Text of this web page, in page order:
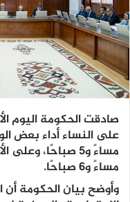
صادقت الحكومة اليوم
مساءً و6 صباحًا.
وأوضح بيان الحكومة